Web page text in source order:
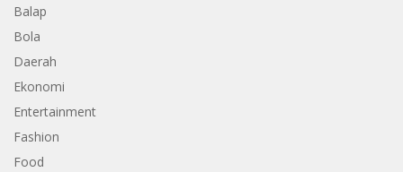
Balap
Bola
Daerah
Ekonomi
Entertainment
Fashion
Food